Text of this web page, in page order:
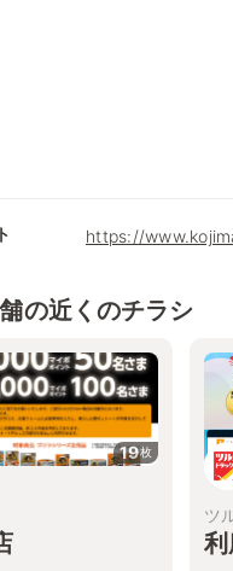
https://
の近くのチラシ
19枚
ツ